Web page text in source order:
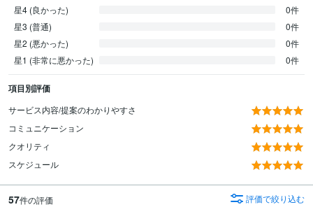
星4 (良かった)
0件
星3 (普通)
0件
星2 (悪かった)
0件
星1 (非常に悪かった)
0件
項目別評価
サービス内容/提案のわかりやすさ
コミュニケーション
クオリティ
スケジュール
57件の評価 評価で絞り込む